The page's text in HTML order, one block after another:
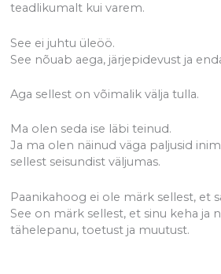
teadlikumalt kui varem.
See ei juhtu üleöö.
See nõuab aega, järjepidevust ja
Aga sellest on võimalik välja tulla.
Ma olen seda ise läbi teinud.
Ja ma olen näinud väga paljusid
sellest seisundist väljumas.
Paanikahoog ei ole märk sellest, et
See on märk sellest, et sinu keha ja
tähelepanu, toetust ja muutust.